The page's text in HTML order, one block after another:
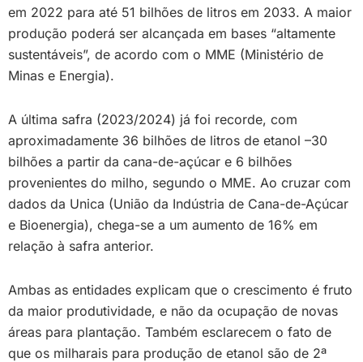
em 2022 para até 51 bilhões de litros em 2033. A maior
produção poderá ser alcançada em bases “altamente
sustentáveis”, de acordo com o MME (Ministério de
Minas e Energia).
A última safra (2023/2024) já foi recorde, com
aproximadamente 36 bilhões de litros de etanol –30
bilhões a partir da cana-de-açúcar e 6 bilhões
provenientes do milho, segundo o MME. Ao cruzar com
dados da Unica (União da Indústria de Cana-de-Açúcar
e Bioenergia), chega-se a um aumento de 16% em
relação à safra anterior.
Ambas as entidades explicam que o crescimento é fruto
da maior produtividade, e não da ocupação de novas
áreas para plantação. Também esclarecem o fato de
que os milharais para produção de etanol são de 2ª